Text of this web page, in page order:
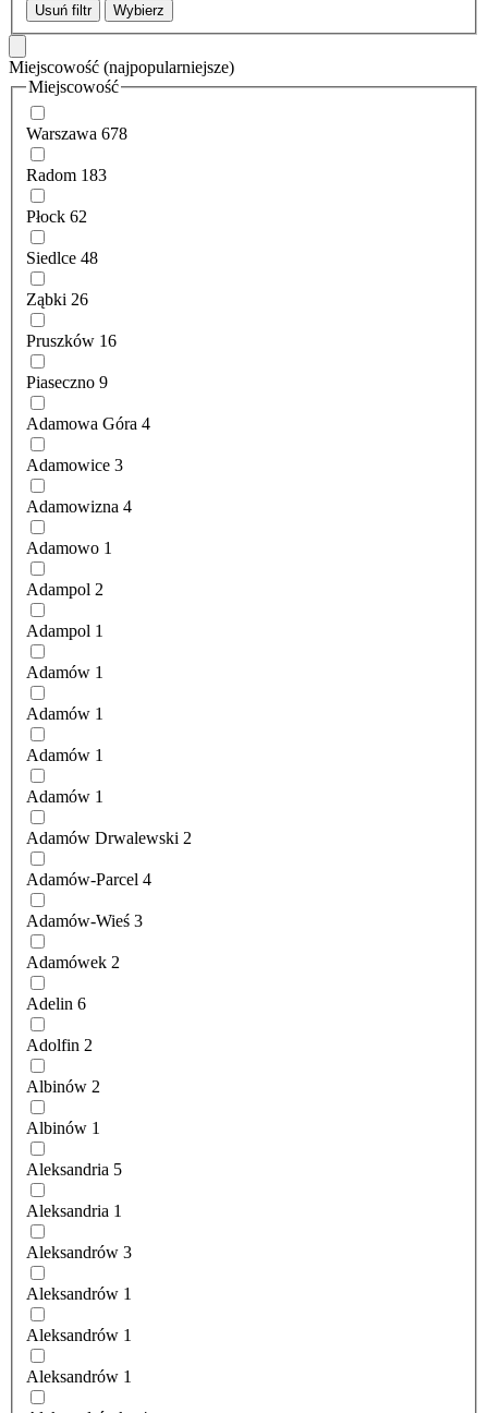
Usuń filtr Wybierz
Miejscowość (najpopularniejsze)
Miejscowość
Warszawa 678
Radom 183
Płock 62
Siedlce 48
Ząbki 26
Pruszków 16
Piaseczno 9
Adamowa Góra 4
Adamowice 3
Adamowizna 4
Adamowo 1
Adampol 2
Adampol 1
Adamów 1
Adamów 1
Adamów 1
Adamów 1
Adamów Drwalewski 2
Adamów-Parcel 4
Adamów-Wieś 3
Adamówek 2
Adelin 6
Adolfin 2
Albinów 2
Albinów 1
Aleksandria 5
Aleksandria 1
Aleksandrów 3
Aleksandrów 1
Aleksandrów 1
Aleksandrów 1